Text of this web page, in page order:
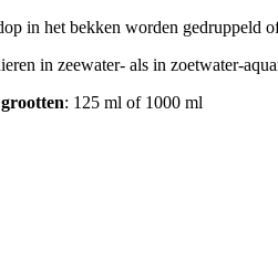
in het bekken worden gedruppeld
in zeewater- als in zoetwater-
: 125 ml of 1000 ml